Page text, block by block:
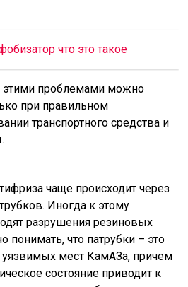
что это такое
этими проблемами можно
при правильном
транспортного средства и
чаще происходит через
Иногда к этому
разрушения резиновых
понимать, что патрубки – это
мест КамАЗа, причем
состояние приводит к